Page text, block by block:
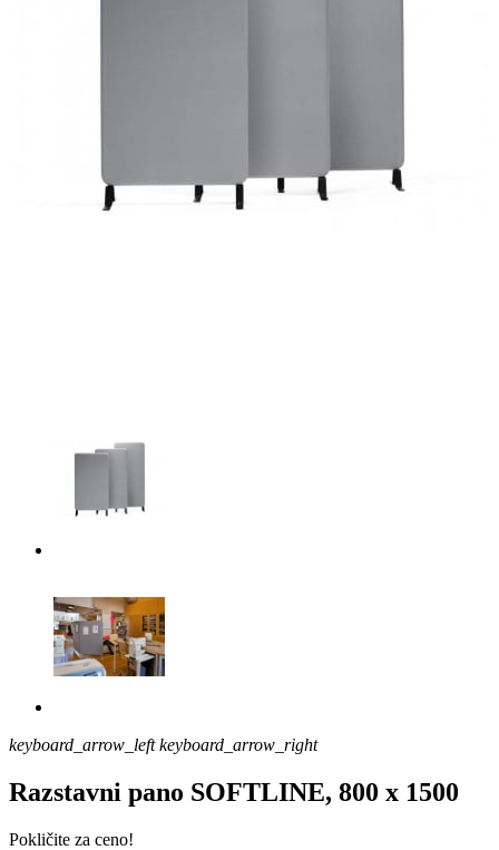
keyboard_arrow_left keyboard_arrow_right
Razstavni pano SOFTLINE, 800 x 1500
Pokličite za ceno!